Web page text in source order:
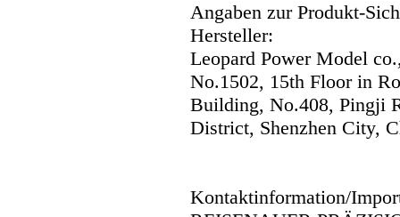
Angaben zur Produkt-
Hersteller:
Leopard Power Model
No.1502, 15th Floor in
Building, No.408, Pingji
District, Shenzhen City,
Kontaktinformation/